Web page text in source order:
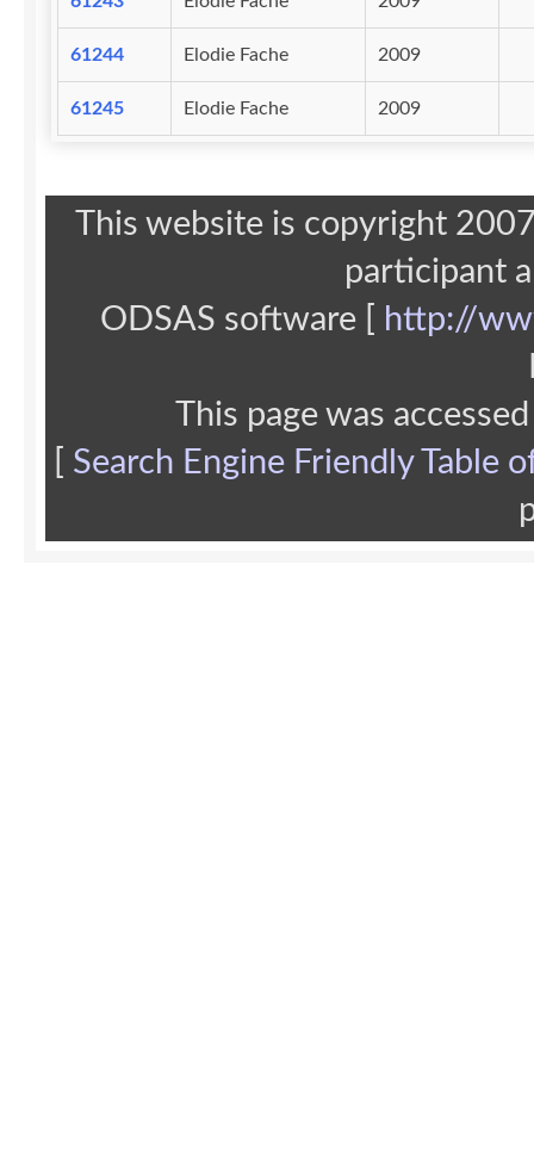
61244 Elodie Fache 2009
61245 Elodie Fache 2009
This website is copyright
participant
ODSAS software [
http://
This page was
Search Engine Friendly Table